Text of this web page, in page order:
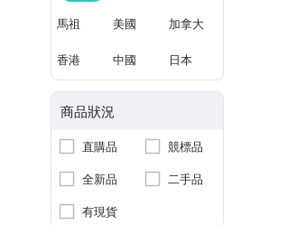
馬祖 美國 加拿大
香港 中國 日本
商品狀況
直購品
競標品
全新品
二手品
有現貨